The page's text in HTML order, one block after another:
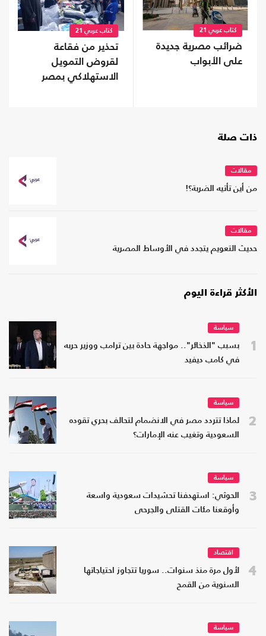
كتاب عربي 21
ضرائب مصرية جديدة
على الأبواب
كتاب عربي 21
تحذير من فقاعة
لقروض التمويل
الاستهلاكي بمصر
ذات صلة
مقالات
من أين تأتيه الضربة؟!
مقالات
حديث التعويم يتجدد في الأوساط المصرية
الأكثر قراءة اليوم
1
سياسة
بسبب "الذخائر".. مواجهة حادة بين ترامب ووزير حربه
في كامب ديفيد
2
سياسة
لماذا تتردد مصر في الانضمام لتحالف بحري تقوده
السعودية وتغيب عنه الإمارات؟
3
سياسة
الحوثي: استهدفنا تحشيدات سعودية واسعة
وأوقعنا مئات القتلى والجرحى
4
اقتصاد
لأول مرة منذ سنوات.. سوريا تتجاوز احتياجاتها
السنوية من القمح
سياسة